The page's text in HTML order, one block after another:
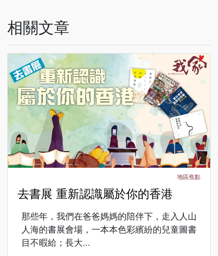
相關文章
地區焦點
去書展 重新認識屬於你的香港
那些年，我們在爸爸媽媽的陪伴下，走入人山
人海的書展會場，一本本色彩繽紛的兒童圖書
目不暇給；長大...